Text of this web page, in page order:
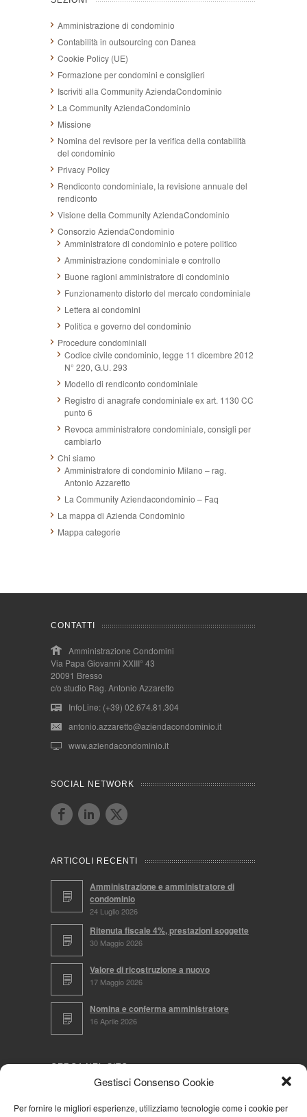
Gestisci Consenso Cookie
Per fornire le migliori esperienze, utilizziamo tecnologie come i cookie per
Amministrazione di condominio
Contabilità in outsourcing con Danea
Cookie Policy (UE)
Formazione per condomini e consiglieri
Iscriviti alla Community AziendaCondominio
La Community AziendaCondominio
Missione
Nomina del revisore per la verifica della contabilità
del condominio
Privacy Policy
Rendiconto condominiale, la revisione annuale del
rendiconto
Visione della Community AziendaCondominio
Consorzio AziendaCondominio
Amministratore di condominio e potere politico
Amministrazione condominiale e controllo
Buone ragioni amministratore di condominio
Funzionamento distorto del mercato condominiale
Lettera ai condomini
Politica e governo del condominio
Procedure condominiali
Codice civile condominio, legge 11 dicembre 2012
N° 220, G.U. 293
Modello di rendiconto condominiale
Registro di anagrafe condominiale ex art. 1130 CC
punto 6
Revoca amministratore condominiale, consigli per
cambiarlo
Chi siamo
Amministratore di condominio Milano – rag.
Antonio Azzaretto
La Community Aziendacondominio – Faq
La mappa di Azienda Condominio
Mappa categorie
CONTATTI
Amministrazione Condomini
Via Papa Giovanni XXIII° 43
20091 Bresso
c/o studio Rag. Antonio Azzaretto
InfoLine: (+39) 02.674.81.304
antonio.azzaretto@aziendacondominio.it
www.aziendacondominio.it
SOCIAL NETWORK
ARTICOLI RECENTI
Amministrazione e amministratore di
condominio
24 Luglio 2026
Ritenuta fiscale 4%, prestazioni soggette
30 Maggio 2026
Valore di ricostruzione a nuovo
17 Maggio 2026
Nomina e conferma amministratore
16 Aprile 2026
CERCA NEL SITO